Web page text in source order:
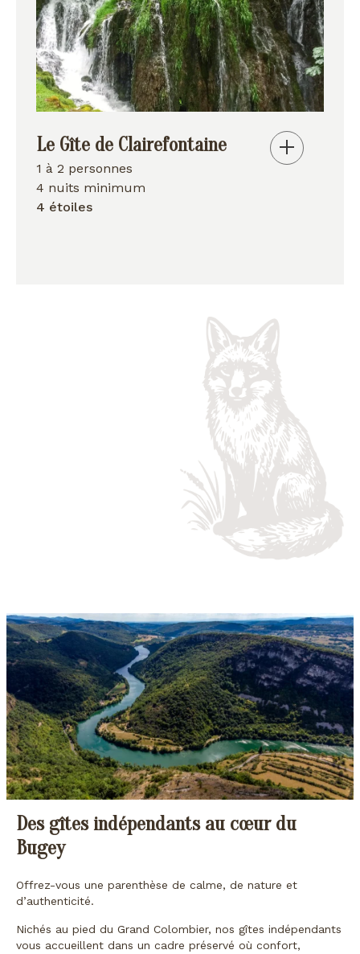
Le Gîte de Clairefontaine
1 à 2 personnes
4 nuits minimum
4 étoiles
Des gîtes indépendants au cœur du
Bugey
Offrez-vous une parenthèse de calme, de nature et
d’authenticité.
Nichés au pied du Grand Colombier, nos gîtes indépendants
vous accueillent dans un cadre préservé où confort,